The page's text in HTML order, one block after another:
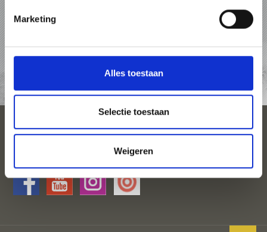
Marketing
Alles toestaan
Selectie toestaan
Weigeren
ACCOMMODATIES
TOP-EVENEMENTEN
SEIZOENEN